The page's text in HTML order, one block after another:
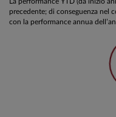
precedente; di conseguenza nel
con la performance annua